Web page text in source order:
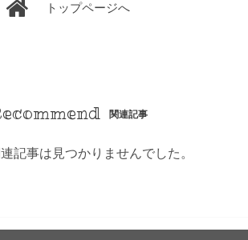
トップページへ
関連記事
記事は見つかりませんでした。